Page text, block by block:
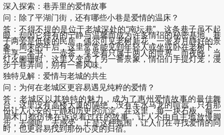
深入探索：巷弄里的爱情故事
问：除了平湖门街，还有哪些小巷是爱情的温床？
答：不得不提的是位于老城深处的“南坛巷”。这条巷子虽不起
眼，却因它独有的宁静与温馨而成为许多情侣的秘密基地。巷
子两旁是低矮的民居，偶尔可见老树新花，一派岁月静好的景
象。周末的午后，这里常常能见到年轻人或坐或卧在老树下，
共享一本书、一壶茶，享受着只属于两人的世界。而夜晚，当
灯火阑珊时，这里又变成了另一番景象，情侣们手提灯笼，漫
步于巷弄间，别有一番风味。
独特见解：爱情与老城的共生
问：为何在老城区更容易遇见纯粹的爱情？
答：老城区以其独特的魅力，成为了惠州爱情故事的最佳舞
台。这里没有高楼大厦的隔绝，没有车水马龙的喧嚣，只有那
份让人心安的宁静和历史的沉淀。在这里，每一块石板、每一
扇木门都仿佛在诉说着过往的故事，让人不由自主地放慢脚
步，去倾听、去感受。正是这种氛围，让人们在寻找爱情的同
时，也更容易找到那份心灵的归宿。